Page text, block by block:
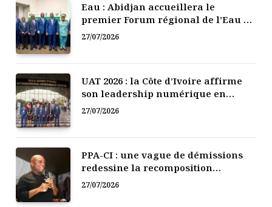
Eau : Abidjan accueillera le
premier Forum régional de l’Eau de
l’Afrique de l’Ouest
27/07/2026
UAT 2026 : la Côte d’Ivoire affirme
son leadership numérique en
Afrique
27/07/2026
PPA-CI : une vague de démissions
redessine la recomposition
politique
27/07/2026